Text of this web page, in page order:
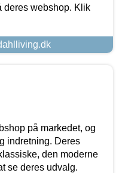
deres webshop. Klik
på markedet, og
indretning. Deres
den moderne
se deres udvalg.